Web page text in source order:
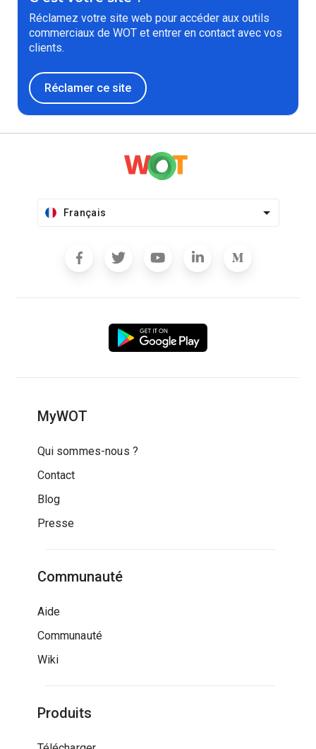
Réclamez votre site web pour accéder aux outils
commerciaux de WOT et entrer en contact avec vos
clients.
Réclamer ce site
Français
MyWOT
Qui sommes-nous ?
Contact
Blog
Presse
Communauté
Aide
Communauté
Wiki
Produits